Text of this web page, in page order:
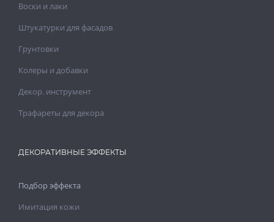
Воски и лаки
Штукатурки для фасадов
Грунтовки
Колеры и добавки
Декор. инструмент
Трафареты для декора
ДЕКОРАТИВНЫЕ ЭФФЕКТЫ
Подбор эффекта
Имитация кожи